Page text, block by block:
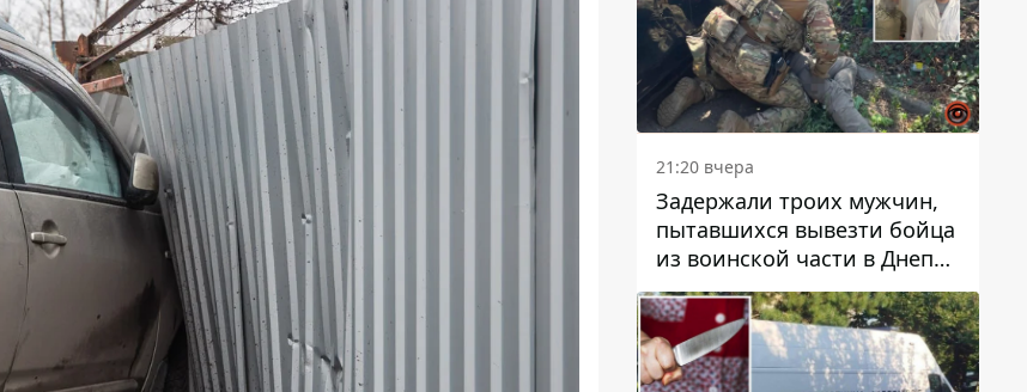
21:20 вчера
Задержали троих мужчин,
пытавшихся вывезти бойца
из воинской части в Днепр
за 7 тысяч долларов: среди
них был врач